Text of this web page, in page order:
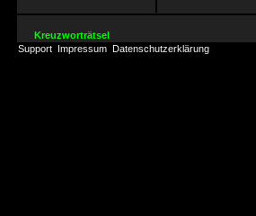
Kreuzworträtsel
Support Impressum Datenschutzerklärung